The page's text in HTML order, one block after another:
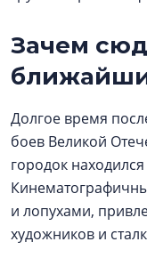
Зачем
Долгое время
боев Великой
городок
и лопухами,
художников и